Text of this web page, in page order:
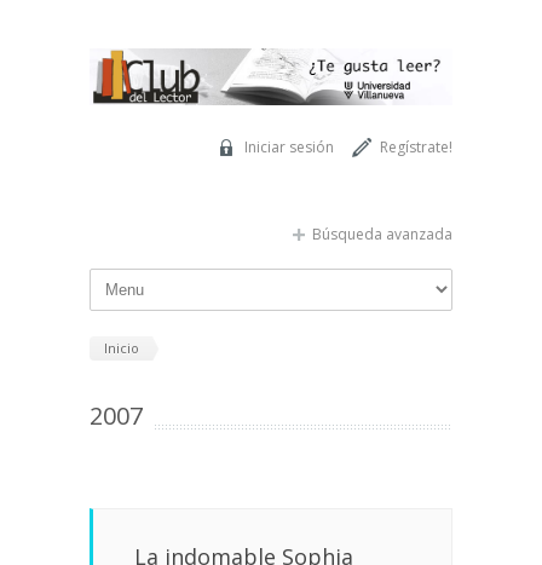
Regístrate!
Iniciar sesión
Búsqueda avanzada
Inicio
2007
La indomable Sophia